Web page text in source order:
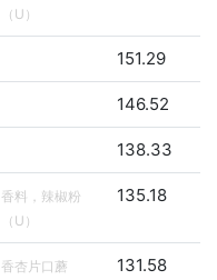
（U）
151.29
146.52
138.33
香料，辣椒粉
（U）
135.18
香杏片口蘑
131.58